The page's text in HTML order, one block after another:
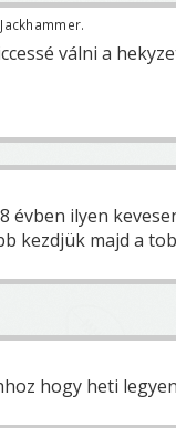
válni a
évben ilyen
kezdjük majd a
hogy heti